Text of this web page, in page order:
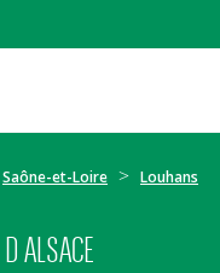
Saône-et-Loire
Louhans
ALSACE